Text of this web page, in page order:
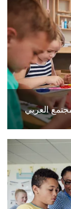
العربي